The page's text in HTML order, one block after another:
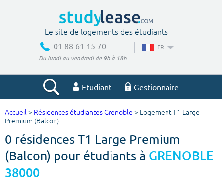
Le site de logements des étudiants
01 88 61 15 70
Du lundi au vendredi de 9h à 18h
FR
Etudiant Gestionnaire
Votre recherche
Ville, école
Accueil > Résidences étudiantes Grenoble > Logement T1 Large
Premium (Balcon)
0 résidences T1 Large Premium
(Balcon) pour étudiants à GRENOBLE
38000